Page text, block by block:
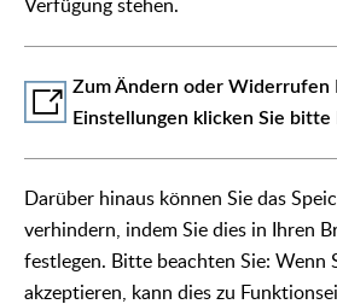
Verfügung stehen.
Zum Ändern oder Widerrufen
Einstellungen klicken Sie bitte
Darüber hinaus können Sie das
verhindern, indem Sie dies in Ihren
festlegen. Bitte beachten Sie: Wenn
akzeptieren, kann dies zu